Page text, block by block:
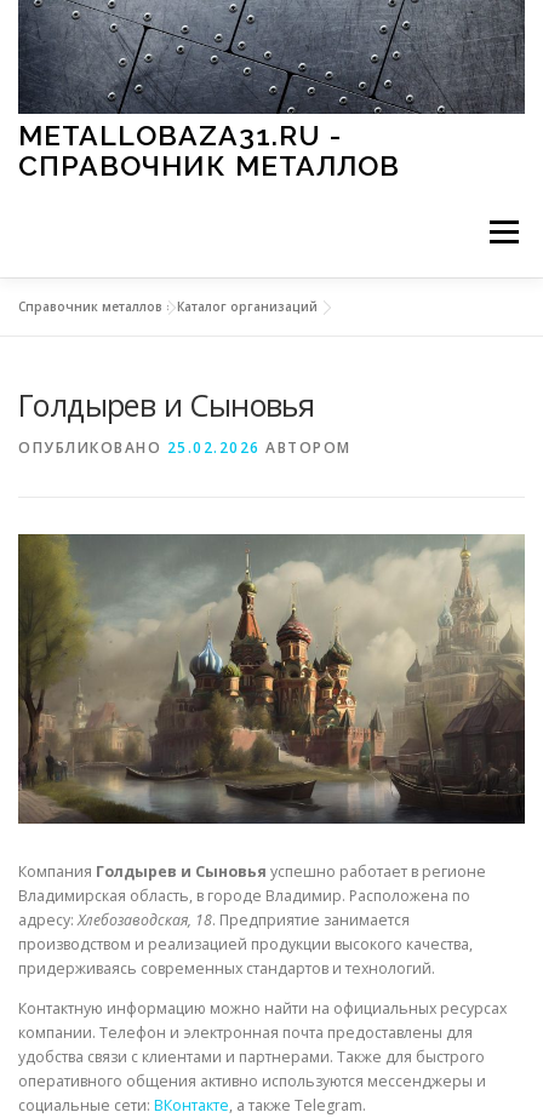
Перейти к содержимому
METALLOBAZA31.RU -
СПРАВОЧНИК МЕТАЛЛОВ
Меню
МЕТАЛЛЫ И ОКРУЖАЮЩАЯ СРЕДА
СВОЙСТВА МЕТАЛЛОВ СОРТА МЕТАЛЛОВ
СТАТЬИ
Справочник металлов »Каталог организаций
Голдырев и Сыновья
ОПУБЛИКОВАНО 25.02.2026 АВТОРОМ
Компания Голдырев и Сыновья успешно работает в регионе
Владимирская область, в городе Владимир. Расположена по
адресу:Хлебозаводская, 18. Предприятие занимается
производством и реализацией продукции высокого качества,
придерживаясь современных стандартов и технологий.
Контактную информацию можно найти на официальных ресурсах
компании. Телефон и электронная почта предоставлены для
удобства связи с клиентами и партнерами. Также для быстрого
оперативного общения активно используются мессенджеры и
социальные сети: ВКонтакте, а также Telegram.